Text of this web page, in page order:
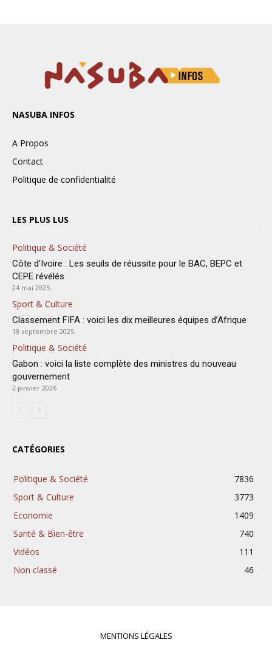
NASUBA INFOS
A Propos
Contact
Politique de confidentialité
LES PLUS LUS
Politique & Société
Côte d’Ivoire : Les seuils de réussite pour le BAC, BEPC et
CEPE révélés
24 mai 2025
Sport & Culture
Classement FIFA : voici les dix meilleures équipes d’Afrique
18 septembre 2025
Politique & Société
Gabon : voici la liste complète des ministres du nouveau
gouvernement
2 janvier 2026
CATÉGORIES
Politique & Société
7836
Sport & Culture
3773
Economie
1409
Santé & Bien-être
740
Vidéos
111
Non classé
46
MENTIONS LÉGALES